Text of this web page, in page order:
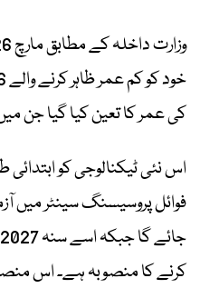
کی عمر کا تعین کیا گیا جن میں سے 43 فیصد
اس نئی ٹیکنالوجی کو
فوائل پروسیسنگ سینٹر میں